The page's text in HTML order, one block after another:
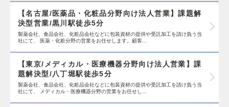
【名古屋/医薬品・化粧品分野向け法人営業】課題解
決型営業/黒川駅徒歩5分
製薬会社、食品会社、化粧品会社などに包装資材の提供や受託加工を請け負う当
社にて、 医薬・化粧分野の営業をお任せします。顧客…
【東京/メディカル・医療機器分野向け法人営業】課
題解決型/八丁堀駅徒歩5分
製薬会社、食品会社、化粧品会社などに包装資材の提供や受託加工を請け負う当
社にて、 メディカル・医療機器分野の営業をお任せし…